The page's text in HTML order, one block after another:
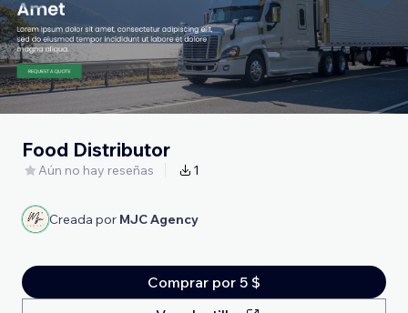
Food Distributor
Aún no hay reseñas 1
Creada por MJC Agency
Comprar por 5 $